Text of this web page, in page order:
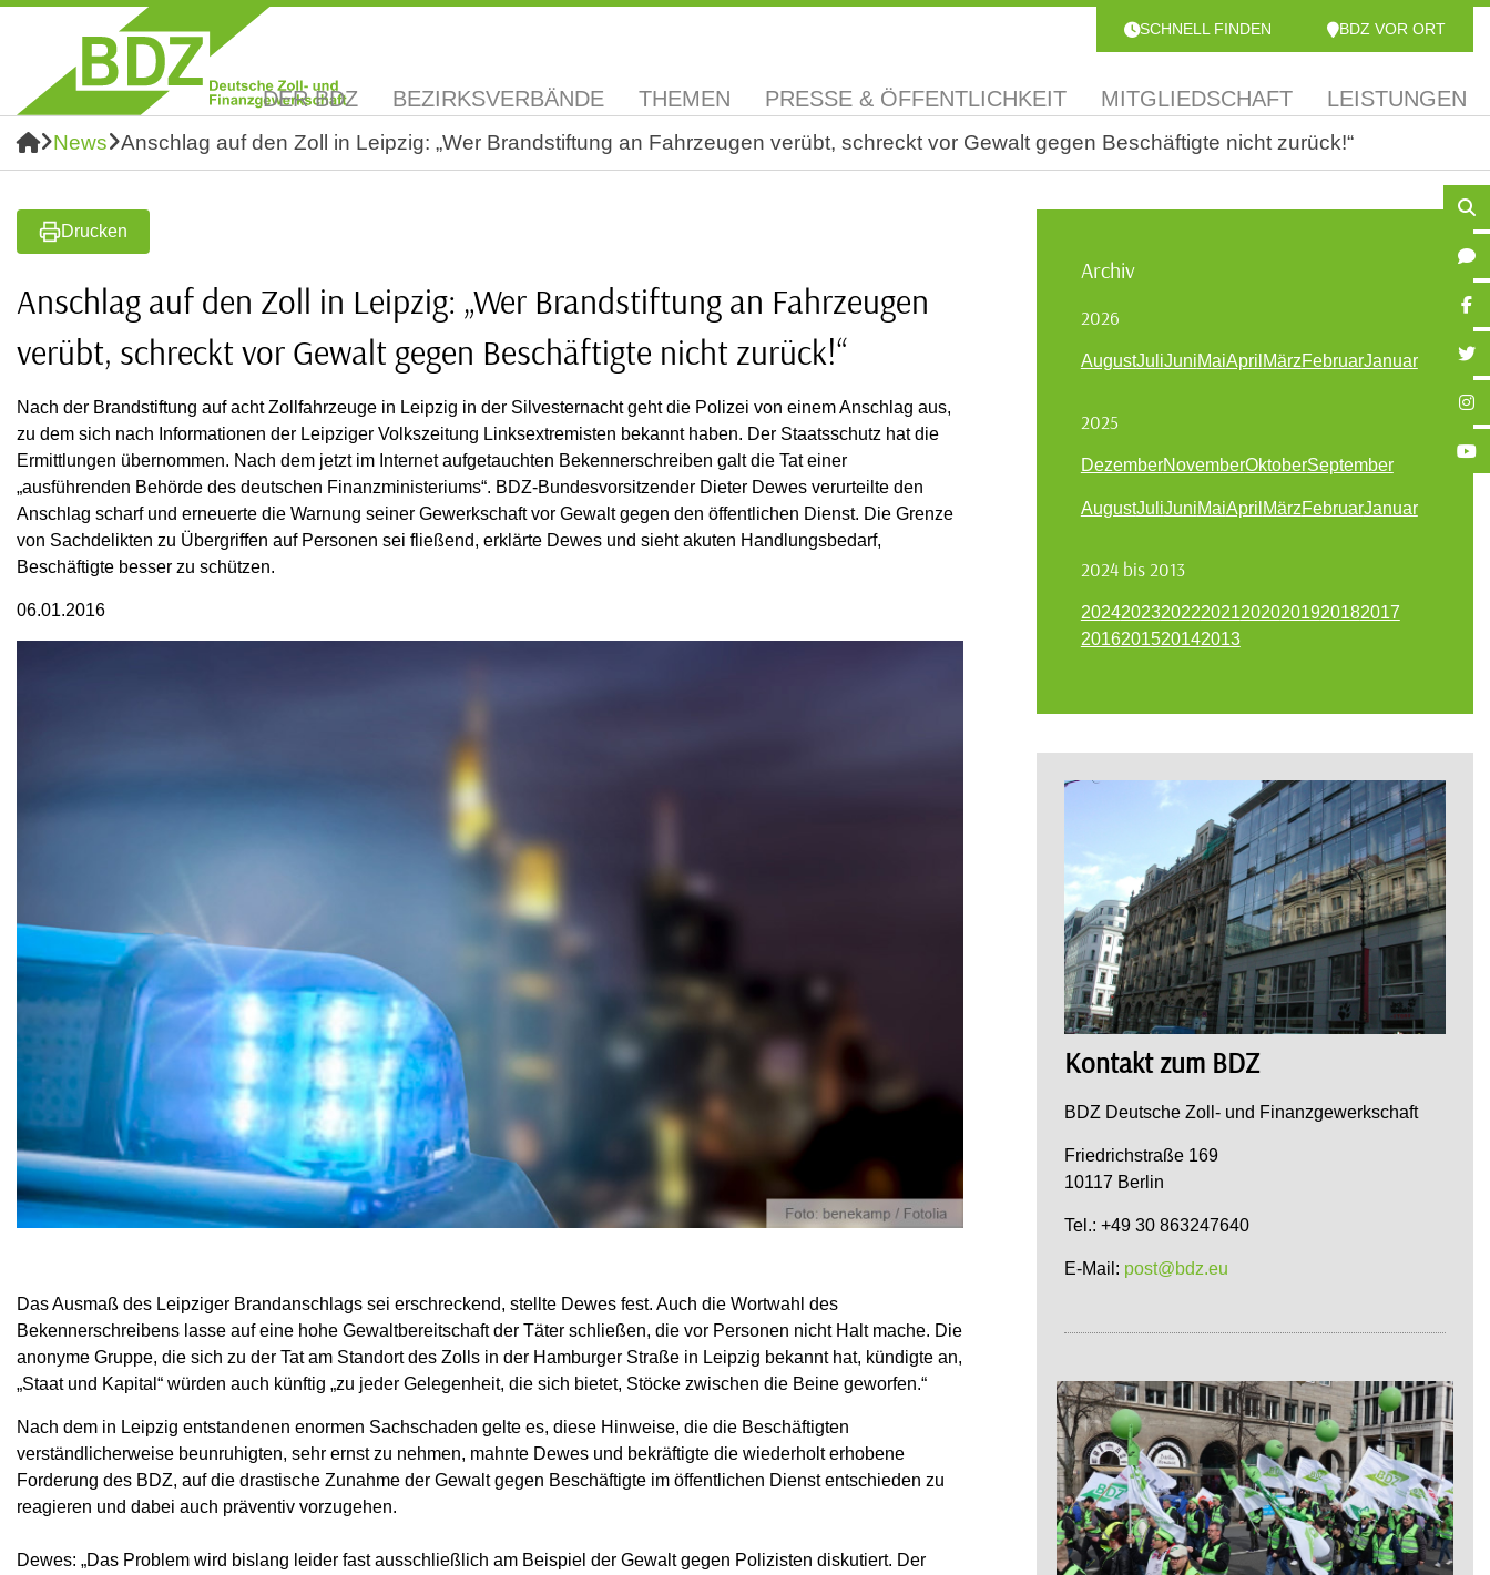
SCHNELL FINDEN BDZ VOR ORT
DER BDZ BEZIRKSVERBÄNDE THEMEN PRESSE & ÖFFENTLICHKEIT MITGLIEDSCHAFT LEISTUNGEN
News Anschlag auf den Zoll in Leipzig: „Wer Brandstiftung an Fahrzeugen verübt, schreckt vor Gewalt gegen Beschäftigte nicht zurück!“
Drucken
Anschlag auf den Zoll in Leipzig: „Wer Brandstiftung an Fahrzeugen
verübt, schreckt vor Gewalt gegen Beschäftigte nicht zurück!“
Nach der Brandstiftung auf acht Zollfahrzeuge in Leipzig in der Silvesternacht geht die Polizei von einem Anschlag aus,
zu dem sich nach Informationen der Leipziger Volkszeitung Linksextremisten bekannt haben. Der Staatsschutz hat die
Ermittlungen übernommen. Nach dem jetzt im Internet aufgetauchten Bekennerschreiben galt die Tat einer
„ausführenden Behörde des deutschen Finanzministeriums“. BDZ-Bundesvorsitzender Dieter Dewes verurteilte den
Anschlag scharf und erneuerte die Warnung seiner Gewerkschaft vor Gewalt gegen den öffentlichen Dienst. Die Grenze
von Sachdelikten zu Übergriffen auf Personen sei fließend, erklärte Dewes und sieht akuten Handlungsbedarf,
Beschäftigte besser zu schützen.
06.01.2016
Das Ausmaß des Leipziger Brandanschlags sei erschreckend, stellte Dewes fest. Auch die Wortwahl des
Bekennerschreibens lasse auf eine hohe Gewaltbereitschaft der Täter schließen, die vor Personen nicht Halt mache. Die
anonyme Gruppe, die sich zu der Tat am Standort des Zolls in der Hamburger Straße in Leipzig bekannt hat, kündigte an,
„Staat und Kapital“ würden auch künftig „zu jeder Gelegenheit, die sich bietet, Stöcke zwischen die Beine geworfen.“
Nach dem in Leipzig entstandenen enormen Sachschaden gelte es, diese Hinweise, die die Beschäftigten
verständlicherweise beunruhigten, sehr ernst zu nehmen, mahnte Dewes und bekräftigte die wiederholt erhobene
Forderung des BDZ, auf die drastische Zunahme der Gewalt gegen Beschäftigte im öffentlichen Dienst entschieden zu
reagieren und dabei auch präventiv vorzugehen.
Dewes: „Das Problem wird bislang leider fast ausschließlich am Beispiel der Gewalt gegen Polizisten diskutiert. Der
Archiv
2026
AugustJuliJuniMaiApril MärzFebruarJanuar
2025
DezemberNovemberOktoberSeptember
AugustJuliJuniMaiApril MärzFebruarJanuar
2024 bis 2013
20242023202220212020201920182017
2016201520142013
Kontakt zum BDZ
BDZ Deutsche Zoll- und Finanzgewerkschaft
Friedrichstraße 169
10117 Berlin
Tel.: +49 30 863247640
E-Mail: post@bdz.eu